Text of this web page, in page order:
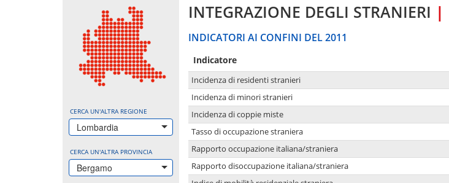
CERCA UN'ALTRA REGIONE
Lombardia
CERCA UN'ALTRA PROVINCIA
Bergamo
INTEGRAZIONE DEGLI STRANIERI |
INDICATORI AI CONFINI DEL 2011
Indicatore
Incidenza di residenti stranieri
Incidenza di minori stranieri
Incidenza di coppie miste
Tasso di occupazione straniera
Rapporto occupazione italiana/straniera
Rapporto disoccupazione italiana/straniera